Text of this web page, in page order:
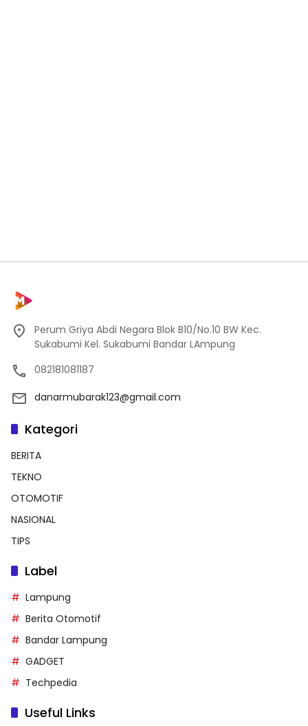
Perum Griya Abdi Negara Blok B10/No.10 BW Kec.
Sukabumi Kel. Sukabumi Bandar LAmpung
082181081187
danarmubarak123@gmail.com
Kategori
BERITA
TEKNO
OTOMOTIF
NASIONAL
TIPS
Label
Lampung
Berita Otomotif
Bandar Lampung
GADGET
Techpedia
Useful Links